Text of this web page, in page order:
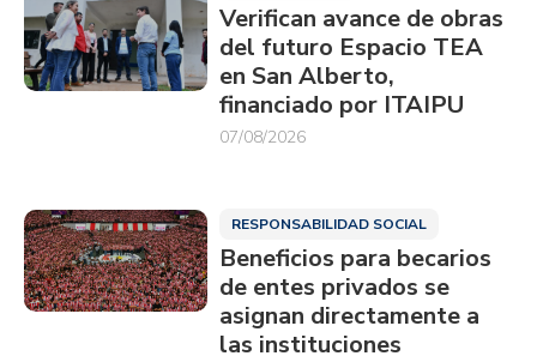
Verifican avance de obras
del futuro Espacio TEA
en San Alberto,
financiado por ITAIPU
07/08/2026
RESPONSABILIDAD SOCIAL
Beneficios para becarios
de entes privados se
asignan directamente a
las instituciones